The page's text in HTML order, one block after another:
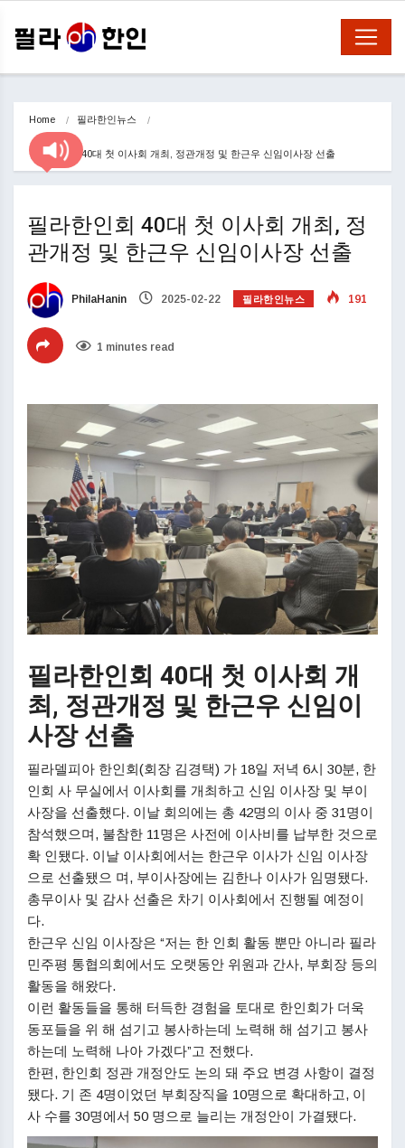
Home 필라한인뉴스
필라한인회 40대 첫 이사회 개최, 정관개정 및 한근우 신임이사장 선출
필라한인회 40대 첫 이사회 개최, 정
관개정 및 한근우 신임이사장 선출
PhilaHanin 2025-02-22 필라한인뉴스 191
1 minutes read
필라한인회 40대 첫 이사회 개
최, 정관개정 및 한근우 신임이
사장 선출
필라델피아 한인회(회장 김경택) 가 18일 저녁 6시 30분, 한
인회 사 무실에서 이사회를 개최하고 신임 이사장 및 부이
사장을 선출했다. 이날 회의에는 총 42명의 이사 중 31명이
참석했으며, 불참한 11명은 사전에 이사비를 납부한 것으로
확 인됐다. 이날 이사회에서는 한근우 이사가 신임 이사장
으로 선출됐으 며, 부이사장에는 김한나 이사가 임명됐다.
총무이사 및 감사 선출은 차기 이사회에서 진행될 예정이
다.
한근우 신임 이사장은 “저는 한 인회 활동 뿐만 아니라 필라
민주평 통협의회에서도 오랫동안 위원과 간사, 부회장 등의
활동을 해왔다.
이런 활동들을 통해 터득한 경험을 토대로 한인회가 더욱
동포들을 위 해 섬기고 봉사하는데 노력해 해 섬기고 봉사
하는데 노력해 나아 가겠다”고 전했다.
한편, 한인회 정관 개정안도 논의 돼 주요 변경 사항이 결정
됐다. 기 존 4명이었던 부회장직을 10명으로 확대하고, 이
사 수를 30명에서 50 명으로 늘리는 개정안이 가결됐다.